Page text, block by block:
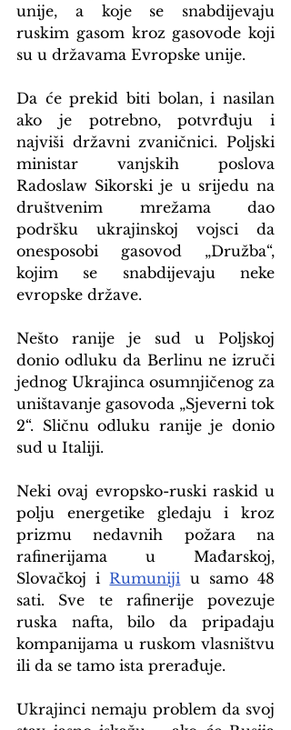
unije, a koje se snabdijevaju
ruskim gasom kroz gasovode koji
su u državama Evropske unije.
Da će prekid biti bolan, i nasilan
ako je potrebno, potvrđuju i
najviši državni zvaničnici. Poljski
ministar vanjskih poslova
Radoslaw Sikorski je u srijedu na
društvenim mrežama dao
podršku ukrajinskoj vojsci da
onesposobi gasovod „Družba“,
kojim se snabdijevaju neke
evropske države.
Nešto ranije je sud u Poljskoj
donio odluku da Berlinu ne izruči
jednog Ukrajinca osumnjičenog za
uništavanje gasovoda „Sjeverni tok
2“. Sličnu odluku ranije je donio
sud u Italiji.
Neki ovaj evropsko-ruski raskid u
polju energetike gledaju i kroz
prizmu nedavnih požara na
rafinerijama u Mađarskoj,
Slovačkoj i Rumuniji u samo 48
sati. Sve te rafinerije povezuje
ruska nafta, bilo da pripadaju
kompanijama u ruskom vlasništvu
ili da se tamo ista prerađuje.
Ukrajinci nemaju problem da svoj